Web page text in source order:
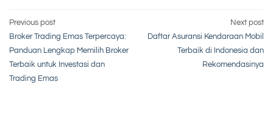
Post
navigation
Previous post
Broker Trading Emas Terpercaya:
Panduan Lengkap Memilih Broker
Terbaik untuk Investasi dan
Trading Emas
Next post
Daftar Asuransi Kendaraan Mobil
Terbaik di Indonesia dan
Rekomendasinya